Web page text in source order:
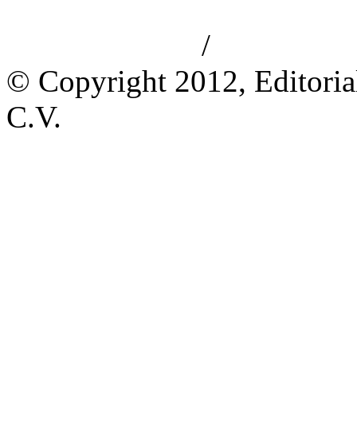
/
© Copyright 2012,
C.V.